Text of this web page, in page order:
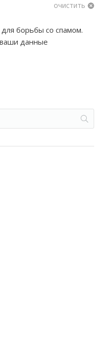
очистить
борьбы со спамом.
данные